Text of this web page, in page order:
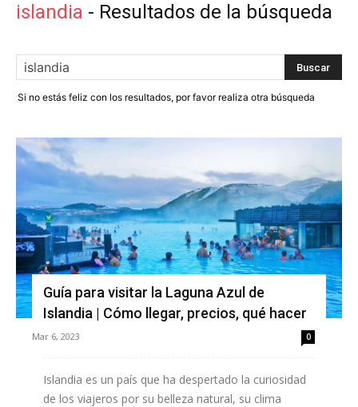
islandia - Resultados de la búsqueda
Si no estás feliz con los resultados, por favor realiza otra búsqueda
Guía para visitar la Laguna Azul de
Islandia | Cómo llegar, precios, qué hacer
Mar 6, 2023 0
Islandia es un país que ha despertado la curiosidad
de los viajeros por su belleza natural, su clima